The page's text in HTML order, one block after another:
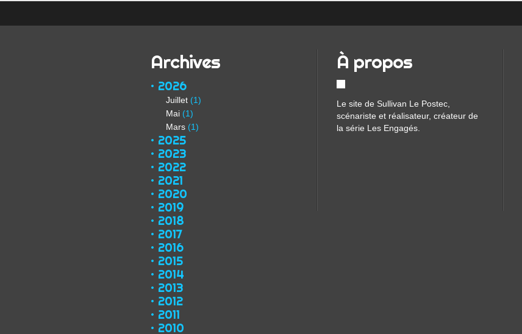
Archives
2026
Juillet (1)
Mai (1)
Mars (1)
2025
2023
2022
2021
2020
2019
2018
2017
2016
2015
2014
2013
2012
2011
2010
À propos
Le site de Sullivan Le Postec,
scénariste et réalisateur, créateur de
la série Les Engagés.